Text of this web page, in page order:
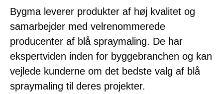
Bygma leverer produkter af høj kvalitet og
samarbejder med velrenommerede
producenter af blå spraymaling. De har
ekspertviden inden for byggebranchen og kan
vejlede kunderne om det bedste valg af blå
spraymaling til deres projekter.